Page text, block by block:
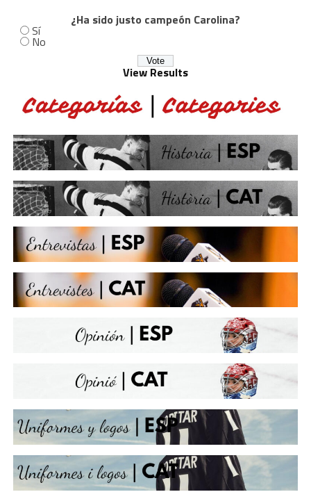
¿Ha sido justo campeón Carolina?
Sí
No
View Results